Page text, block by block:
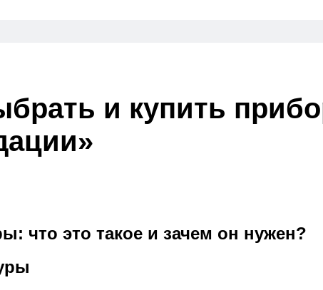
и купить
что это такое и зачем он нужен?